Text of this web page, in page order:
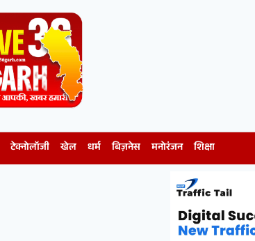
टेक्नोलॉजी खेल धर्म बिज़नेस मनोरंजन शिक्षा